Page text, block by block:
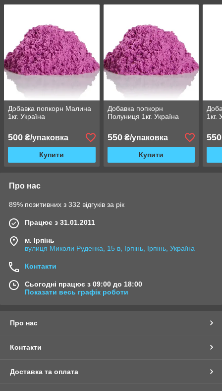
Добавка попкорн Малина
1кг. Україна
500 ₴/упаковка
Купити
Добавка попкорн
Полуниця 1кг. Україна
550₴/упаковка
Купити
1кг.
550
Про нас
89% позитивних з 332 відгуків за рік
Працює з 31.01.2011
м. Ірпінь
вулиця Миколи Руденка, 15 в, Ірпінь, Ірпінь, Україна
Контакти
Сьогодні працює з 09:00 до 18:00
Показати весь графік роботи
Про нас
Контакти
Доставка та оплата